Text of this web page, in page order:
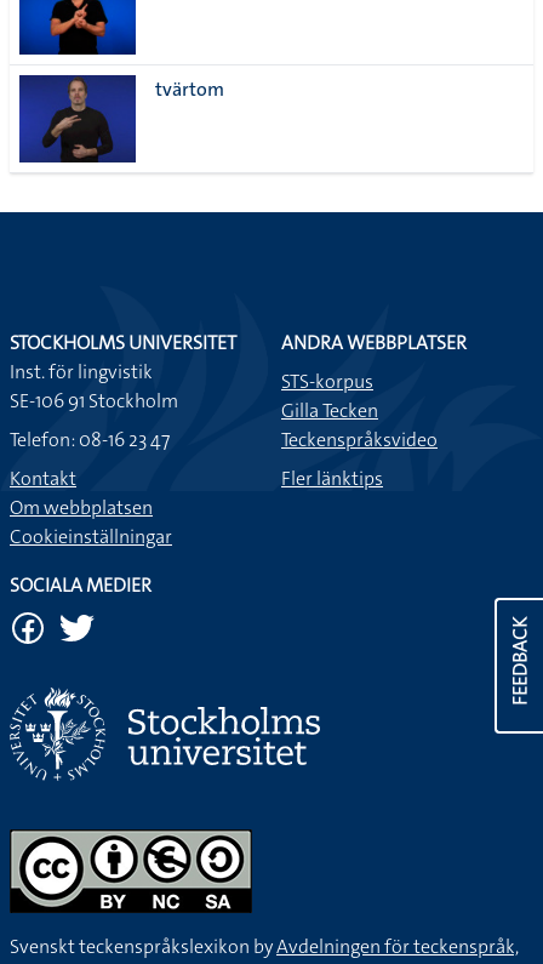
tvärtom
FEEDBACK
STOCKHOLMS UNIVERSITET
Inst. för lingvistik
SE-106 91 Stockholm
Telefon: 08-16 23 47
Kontakt
Om webbplatsen
Cookieinställningar
ANDRA WEBBPLATSER
STS-korpus
Gilla Tecken
Teckenspråksvideo
Fler länktips
SOCIALA MEDIER
Svenskt teckenspråkslexikon byAvdelningen för teckenspråk,